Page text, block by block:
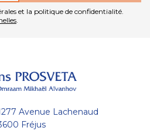
et la politique de confidentialité.
.
Avenue Lachenaud
Fréjus